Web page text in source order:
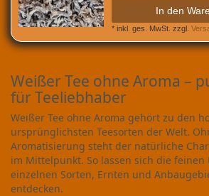
In den
* inkl. ges. MwSt. zzgl.
Weißer Tee ohne Aroma –
für Teeliebhaber
Weißer Tee ohne Aroma gehört zu den
ursprünglichsten Teesorten der Welt.
Aromatisierung steht der natürliche
im Mittelpunkt. So lassen sich die
einzelnen Sorten, Ernten und
entdecken.